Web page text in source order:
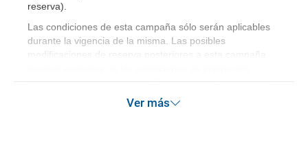
reserva)
Las condiciones de esta campaña sólo serán aplicables
durante la vigencia de la misma. Las posibles
modificaciones de reserva posteriores a esta campaña
Ver más